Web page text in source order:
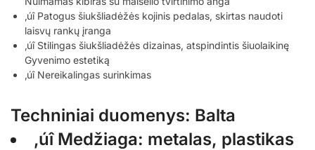
‚úî Patogus šiukšliadėžės kojinis pedalas, skirtas naudoti
laisvų rankų įranga
‚úî Stilingas šiukšliadėžės dizainas, atspindintis šiuolaikinę
Gyvenimo estetiką
‚úî Nereikalingas surinkimas
Techniniai duomenys: Balta
‚úî Medžiaga: metalas, plastikas